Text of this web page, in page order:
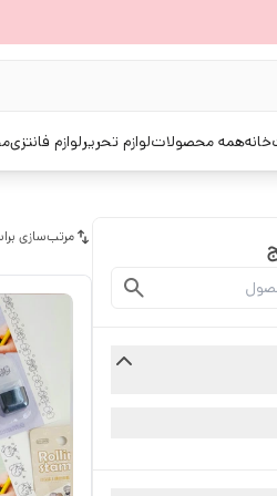
خانههمه محصولاتلوازم تحریرلوازم فانتزی
مرتب‌سازی